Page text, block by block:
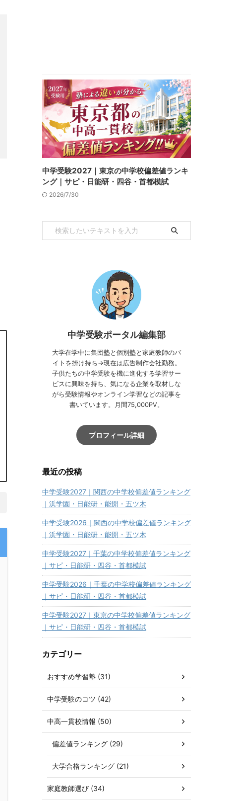
中学受験2027｜東京の中学校偏差値ランキ
ング｜サピ・日能研・四谷・首都模試
2026/7/30
中学受験ポータル編集部
大学在学中に集団塾と個別塾と家庭教師のバ
イトを掛け持ち→現在は広告制作会社勤務。
子供たちの中学受験を機に進化する学習サー
ビスに興味を持ち、気になる企業を取材しな
がら受験情報やオンライン学習などの記事を
書いています。月間75,000PV。
プロフィール詳細
最近の投稿
中学受験2027｜関西の中学校偏差値ランキング
｜浜学園・日能研・能開・五ツ木
中学受験2026｜関西の中学校偏差値ランキング
｜浜学園・日能研・能開・五ツ木
中学受験2027｜千葉の中学校偏差値ランキング
｜サピ・日能研・四谷・首都模試
中学受験2026｜千葉の中学校偏差値ランキング
｜サピ・日能研・四谷・首都模試
中学受験2027｜東京の中学校偏差値ランキング
｜サピ・日能研・四谷・首都模試
カテゴリー
おすすめ学習塾 (31)
中学受験のコツ (42)
中高一貫校情報 (50)
偏差値ランキング (29)
大学合格ランキング (21)
家庭教師選び (34)